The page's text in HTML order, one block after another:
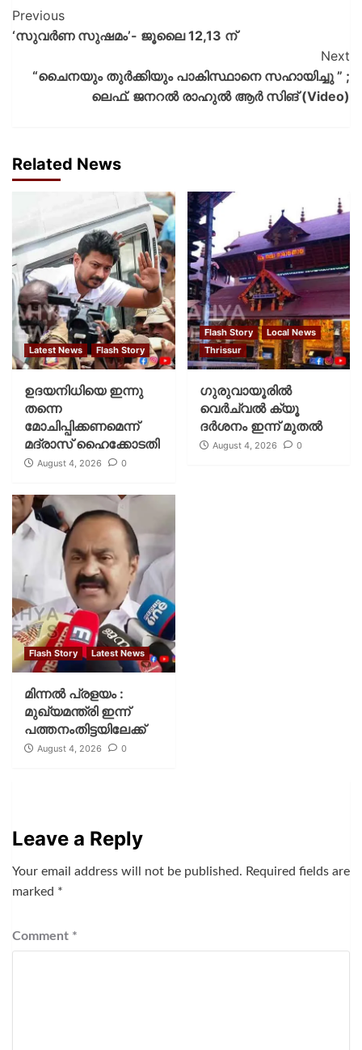
Previous
‘സുവർണ സുഷമം’- ജൂലൈ 12,13 ന്
Next
“ചൈനയും തുര്‍ക്കിയും പാകിസ്ഥാനെ സഹായിച്ചു ” ;
ലെഫ്. ജനറല്‍ രാഹുല്‍ ആര്‍ സിങ് (Video)
Related News
Latest News Flash Story
ഉദയനിധിയെ ഇന്നു
തന്നെ
മോചിപ്പിക്കണമെന്ന്
മദ്രാസ് ഹൈക്കോടതി
August 4, 2026 0
Flash Story
Local News
Thrissur
ഗുരുവായൂരില്‍
വെര്‍ച്വല്‍ ക്യൂ
ദര്‍ശനം ഇന്ന് മുതല്‍
August 4, 2026 0
Flash Story Latest News
മിന്നല്‍ പ്രളയം :
മുഖ്യമന്ത്രി ഇന്ന്
പത്തനംതിട്ടയിലേക്ക്
August 4, 2026 0
Leave a Reply
Your email address will not be published. Required fields are
marked *
Comment *